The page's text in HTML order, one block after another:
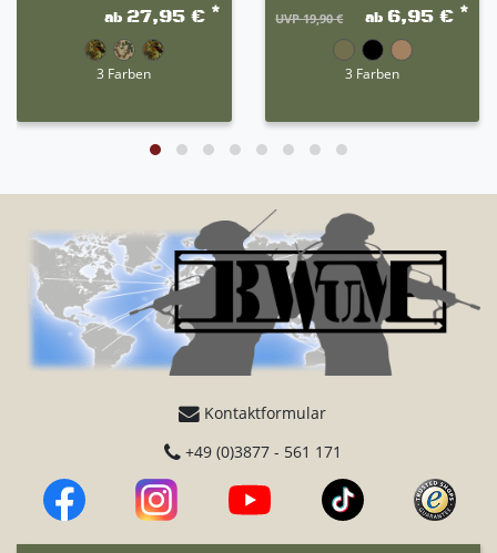
ab 27,95 € *
3 Farben
UVP 19,90 € ab 6,95 € *
3 Farben
Kontaktformular
+49 (0)3877 - 561 171